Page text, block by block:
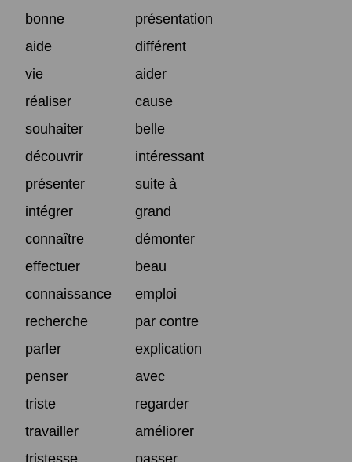
bonne
présentation
aide
différent
vie
aider
réaliser
cause
souhaiter
belle
découvrir
intéressant
présenter
suite à
intégrer
grand
connaître
démonter
effectuer
beau
connaissance
emploi
recherche
par contre
parler
explication
penser
avec
triste
regarder
travailler
améliorer
tristesse
passer